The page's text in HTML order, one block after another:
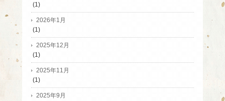
(1)
2026年1月
(1)
2025年12月
(1)
2025年11月
(1)
2025年9月